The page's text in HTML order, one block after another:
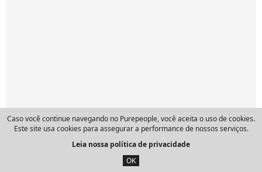
Caso você continue navegando no Purepeople, você aceita o uso de cookies.
Este site usa cookies para assegurar a performance de nossos serviços.
Leia nossa política de privacidade
OK